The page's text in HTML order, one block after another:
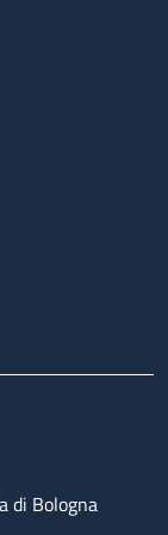
di Bologna